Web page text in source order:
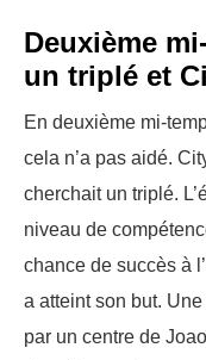
Deuxième
un triplé et
En deuxième mi-
cela n’a pas aidé.
cherchait un triplé.
niveau de
chance de succès à
a atteint son but.
par un centre de